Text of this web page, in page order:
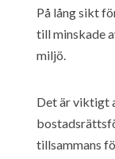
På lång sikt
till minskade
miljö.
Det är viktigt
tillsammans